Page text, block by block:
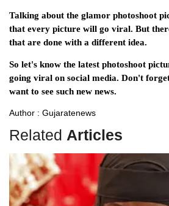
Talking about the glamor photoshoot
that every picture will go viral. But
that are done with a different idea.
So let's know the latest photoshoot
going viral on social media. Don't
want to see such new news.
Author : Gujaratenews
Related Articles